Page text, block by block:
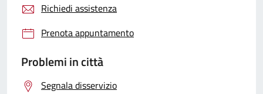
Richiedi assistenza
Prenota appuntamento
Problemi in città
Segnala disservizio